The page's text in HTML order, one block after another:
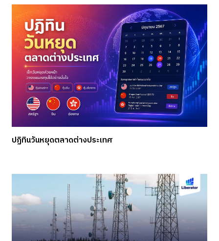
ปฏิทินวันหยุดตลาดต่างประเทศ